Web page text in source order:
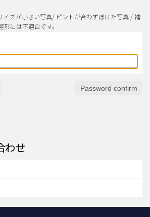
イズが小さい写真/ ピントが合わずぼけた写真 / 補
には不適合です。
Password confirm
わせ